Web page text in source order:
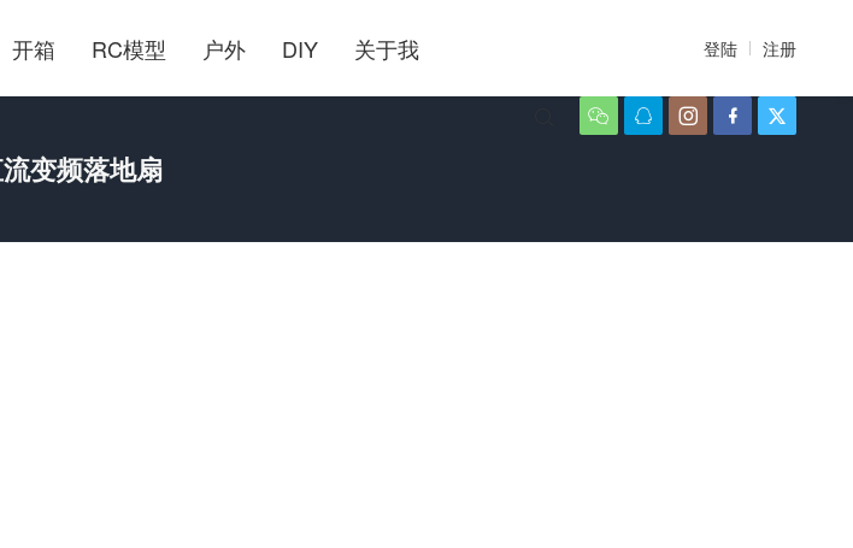
开箱 RC模型 户外 DIY 关于我 登陆 注册
    
变频落地扇